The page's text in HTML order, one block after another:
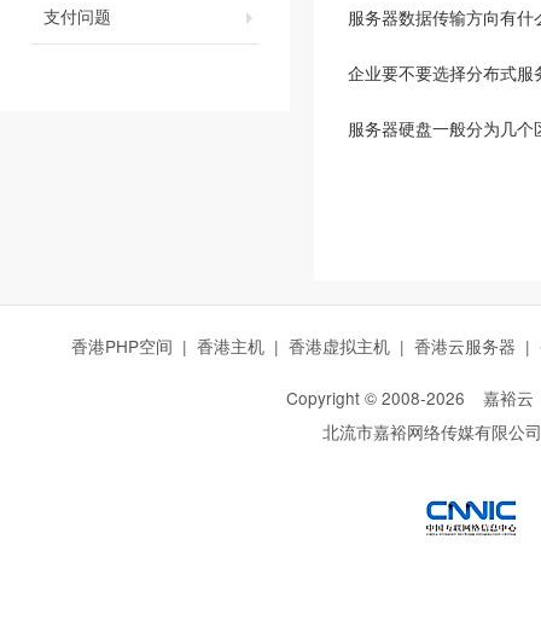
支付问题 服务器数据传输方向有什
企业要不要选择分布式服
服务器硬盘一般分为几个
香港PHP空间 | 香港主机 | 香港虚拟主机 | 香港云服务器 |
Copyright © 2008-2026 嘉裕云
北流市嘉裕网络传媒有限公司